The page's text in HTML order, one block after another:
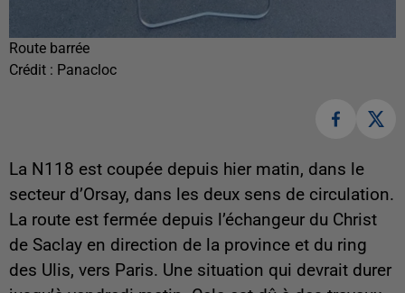
Route barrée
Crédit : Panacloc
La N118 est coupée depuis hier matin, dans le
secteur d’Orsay, dans les deux sens de circulation.
La route est fermée depuis l’échangeur du Christ
de Saclay en direction de la province et du ring
des Ulis, vers Paris. Une situation qui devrait durer